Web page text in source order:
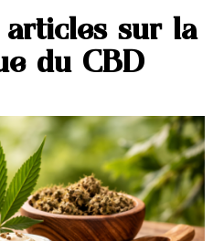
sur la
du CBD